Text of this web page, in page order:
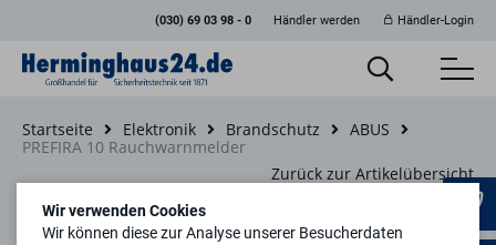
(030) 69 03 98 - 0 Händler werden Händler-Login
Startseite Elektronik Brandschutz
ABUS
PREFIRA 10 Rauchwarnmelder
Zurück zur Artikelübersicht
Wir verwenden Cookies
Wir können diese zur Analyse unserer Besucherdaten